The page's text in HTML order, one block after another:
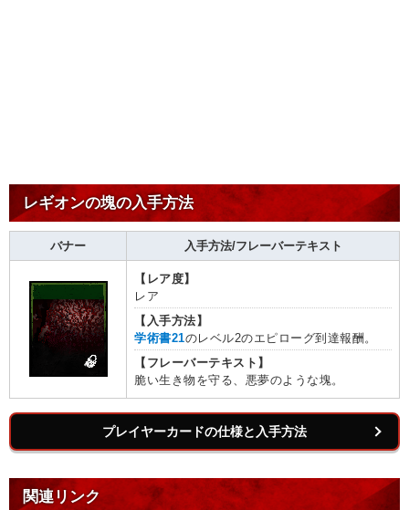
レギオンの塊の入手方法
バナー 入手方法/フレーバーテキスト
【レア度】
レア
【入手方法】
学術書21のレベル2のエピローグ到達報酬。
【フレーバーテキスト】
脆い生き物を守る、悪夢のような塊。
プレイヤーカードの仕様と入手方法
関連リンク